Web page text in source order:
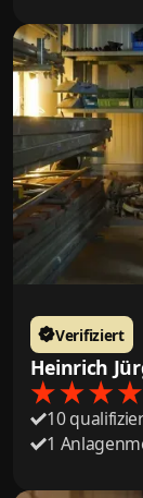
Heinrich
Verifiziert
10
1